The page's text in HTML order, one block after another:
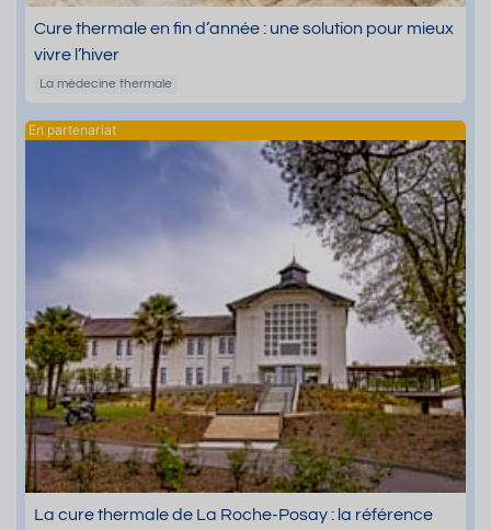
Cure thermale en fin d’année : une solution pour mieux
vivre l’hiver
La médecine thermale
La cure thermale de La Roche-Posay : la référence